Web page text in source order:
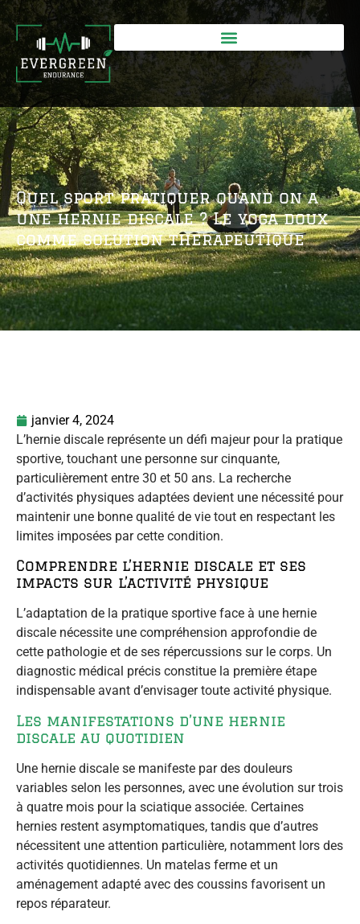
Quel sport pratiquer quand on a
une hernie discale ? Le yoga doux
comme solution therapeutique
janvier 4, 2024
L’hernie discale représente un défi majeur pour la pratique
sportive, touchant une personne sur cinquante,
particulièrement entre 30 et 50 ans. La recherche
d’activités physiques adaptées devient une nécessité pour
maintenir une bonne qualité de vie tout en respectant les
limites imposées par cette condition.
Comprendre l’hernie discale et ses
impacts sur l’activité physique
L’adaptation de la pratique sportive face à une hernie
discale nécessite une compréhension approfondie de
cette pathologie et de ses répercussions sur le corps. Un
diagnostic médical précis constitue la première étape
indispensable avant d’envisager toute activité physique.
Les manifestations d’une hernie
discale au quotidien
Une hernie discale se manifeste par des douleurs
variables selon les personnes, avec une évolution sur trois
à quatre mois pour la sciatique associée. Certaines
hernies restent asymptomatiques, tandis que d’autres
nécessitent une attention particulière, notamment lors des
activités quotidiennes. Un matelas ferme et un
aménagement adapté avec des coussins favorisent un
repos réparateur.